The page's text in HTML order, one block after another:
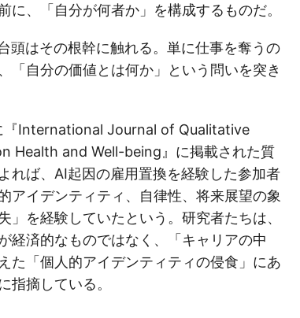
に、「自分が何者か」を構成するものだ。
頭はその根幹に触れる。単に仕事を奪うの
「自分の価値とは何か」という問いを突き
『International Journal of Qualitative
Health and Well-being』に掲載された質
れば、AI起因の雇用置換を経験した参加者
アイデンティティ、自律性、将来展望の象
」を経験していたという。研究者たちは、
経済的なものではなく、「キャリアの中
た「個人的アイデンティティの侵食」にあ
指摘している。